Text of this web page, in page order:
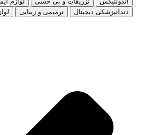
دندانپزشکی دیجیتال
ترمیمی و زیبایی